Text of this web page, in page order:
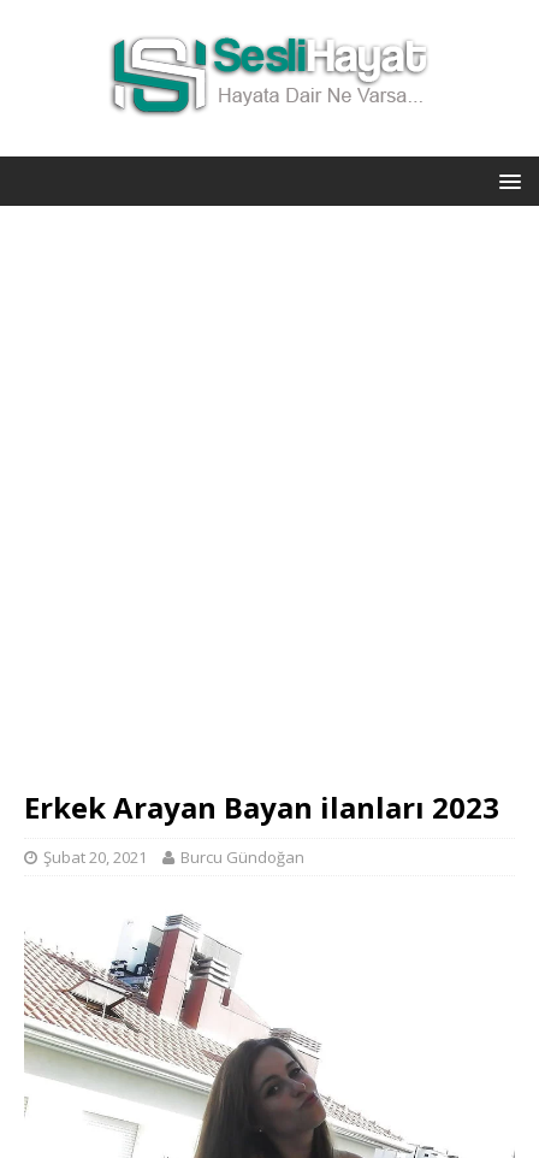
Erkek Arayan Bayan ilanları 2023
Şubat 20, 2021 Burcu Gündoğan